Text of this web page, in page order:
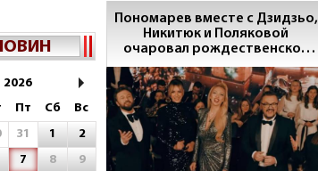
2026
Пт Сб
Вс
31 1
2
7 8
9
Пономарев вместе с Дзидзьо,
Никитюк и Поляковой
очаровал рождественской
колядкой - видео